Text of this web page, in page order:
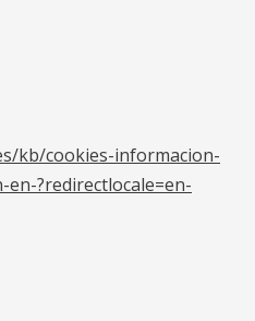
kb/cookies-informacion-
?redirectlocale=en-